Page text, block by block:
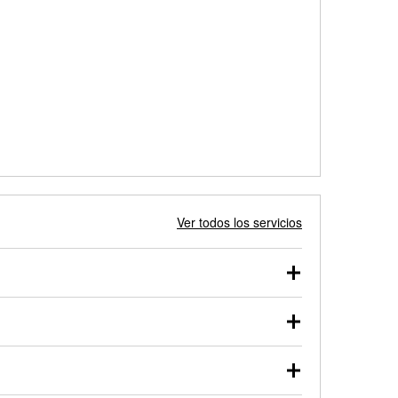
Ver todos los servicios
probarse dentro o fuera del vehículo y cargarse en
de nuestros profesionales te ayudará a encontrar
en el estacionamiento, o desmonta el